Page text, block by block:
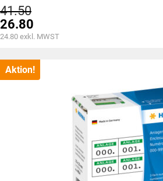
41.50Ursprünglicher
Preis
war:
CHF41.50
26.80
Aktueller
ist:
CHF26.80.
24.80 exkl. MWST
Aktion!